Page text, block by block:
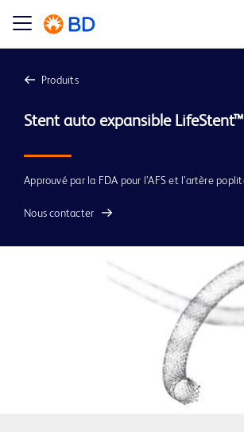
Produits
Approuvé par la FDA pour l’AFS et l’artère
Nous contacter